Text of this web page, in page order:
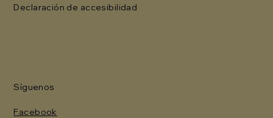
Declaración de accesibilidad
Síguenos
Facebook